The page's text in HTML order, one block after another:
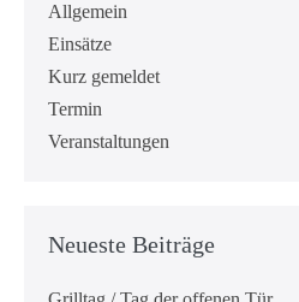
Allgemein
Einsätze
Kurz gemeldet
Termin
Veranstaltungen
Neueste Beiträge